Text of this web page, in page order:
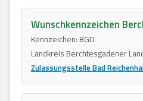
Wunschkennzeichen
Kennzeichen: BGD
Landkreis Berchtesgadener
Zulassungsstelle Bad